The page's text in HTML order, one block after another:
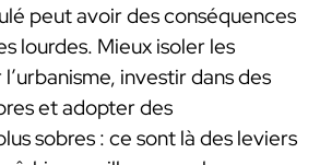
peut avoir des conséquences
lourdes. Mieux isoler les
investir dans des
et adopter des
sobres : ce sont là des leviers